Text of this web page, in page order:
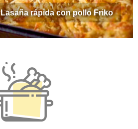
Lasaña rápida con pollo Friko